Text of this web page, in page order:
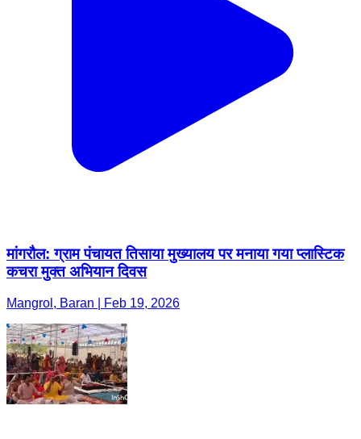
मांगरौल: ग्राम पंचायत तिसाया मुख्यालय पर मनाया गया प्लास्टिक
कचरा मुक्त अभियान दिवस
Mangrol, Baran | Feb 19, 2026